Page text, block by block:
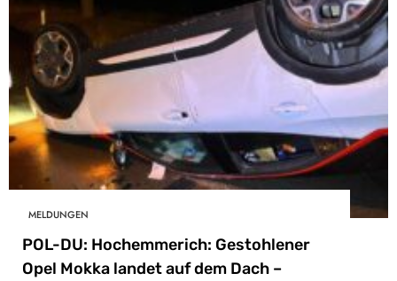
MELDUNGEN
POL-DU: Hochemmerich: Gestohlener
Opel Mokka landet auf dem Dach –